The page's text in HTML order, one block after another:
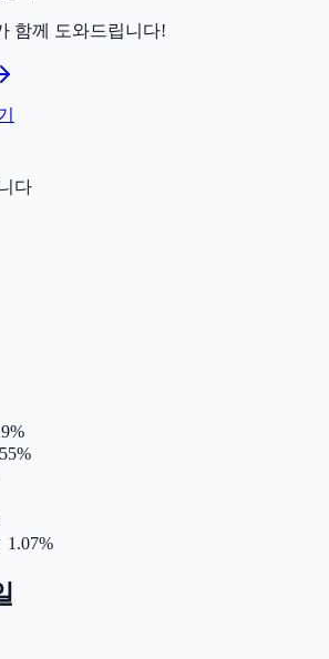
함께 도와드립니다!
다
1.07%